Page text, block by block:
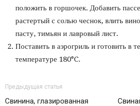
положить в горшочек. Добавить
растертый с солью чеснок, влить
пасту, тимьян и лавровый лист.
Поставить в аэрогриль и готовить в
температуре 180°C.
Предыдущая статья
Свинина, глазированная